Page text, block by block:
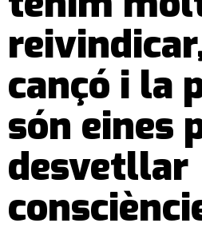
cançó i la
són eines
desvetllar